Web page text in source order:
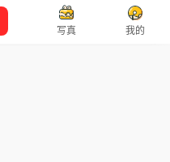
写真 我的
号-5 Designed by 设计资源